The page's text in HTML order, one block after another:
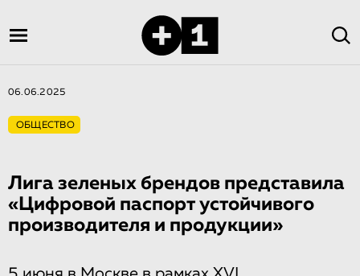
06.06.2025
ОБЩЕСТВО
Лига зеленых брендов представила
«Цифровой паспорт устойчивого
производителя и продукции»